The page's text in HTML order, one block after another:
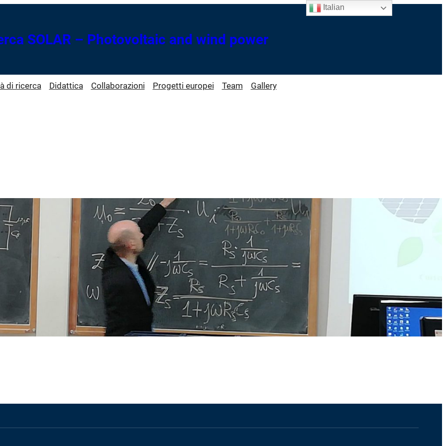
SOLAR – Photovoltaic and wind power
di ricerca Didattica Collaborazioni Progetti europei Team Gallery
Italian